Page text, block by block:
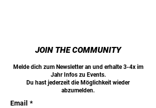
JOIN THE COMMUNITY
Melde dich zum Newsletter an und erhalte 3-4x im
Jahr Infos zu Events.
Du hast jederzeit die Möglichkeit wieder
abzumelden.
Email *